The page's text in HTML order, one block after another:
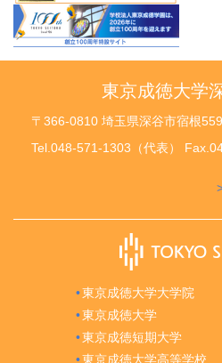
東京成徳大学
〒366-0810 埼玉県深谷市宿根559
Tel.048-571-1303（代表）
東京成徳大学大学院
東京成徳大学
東京成徳短期大学
東京成徳大学高等学校